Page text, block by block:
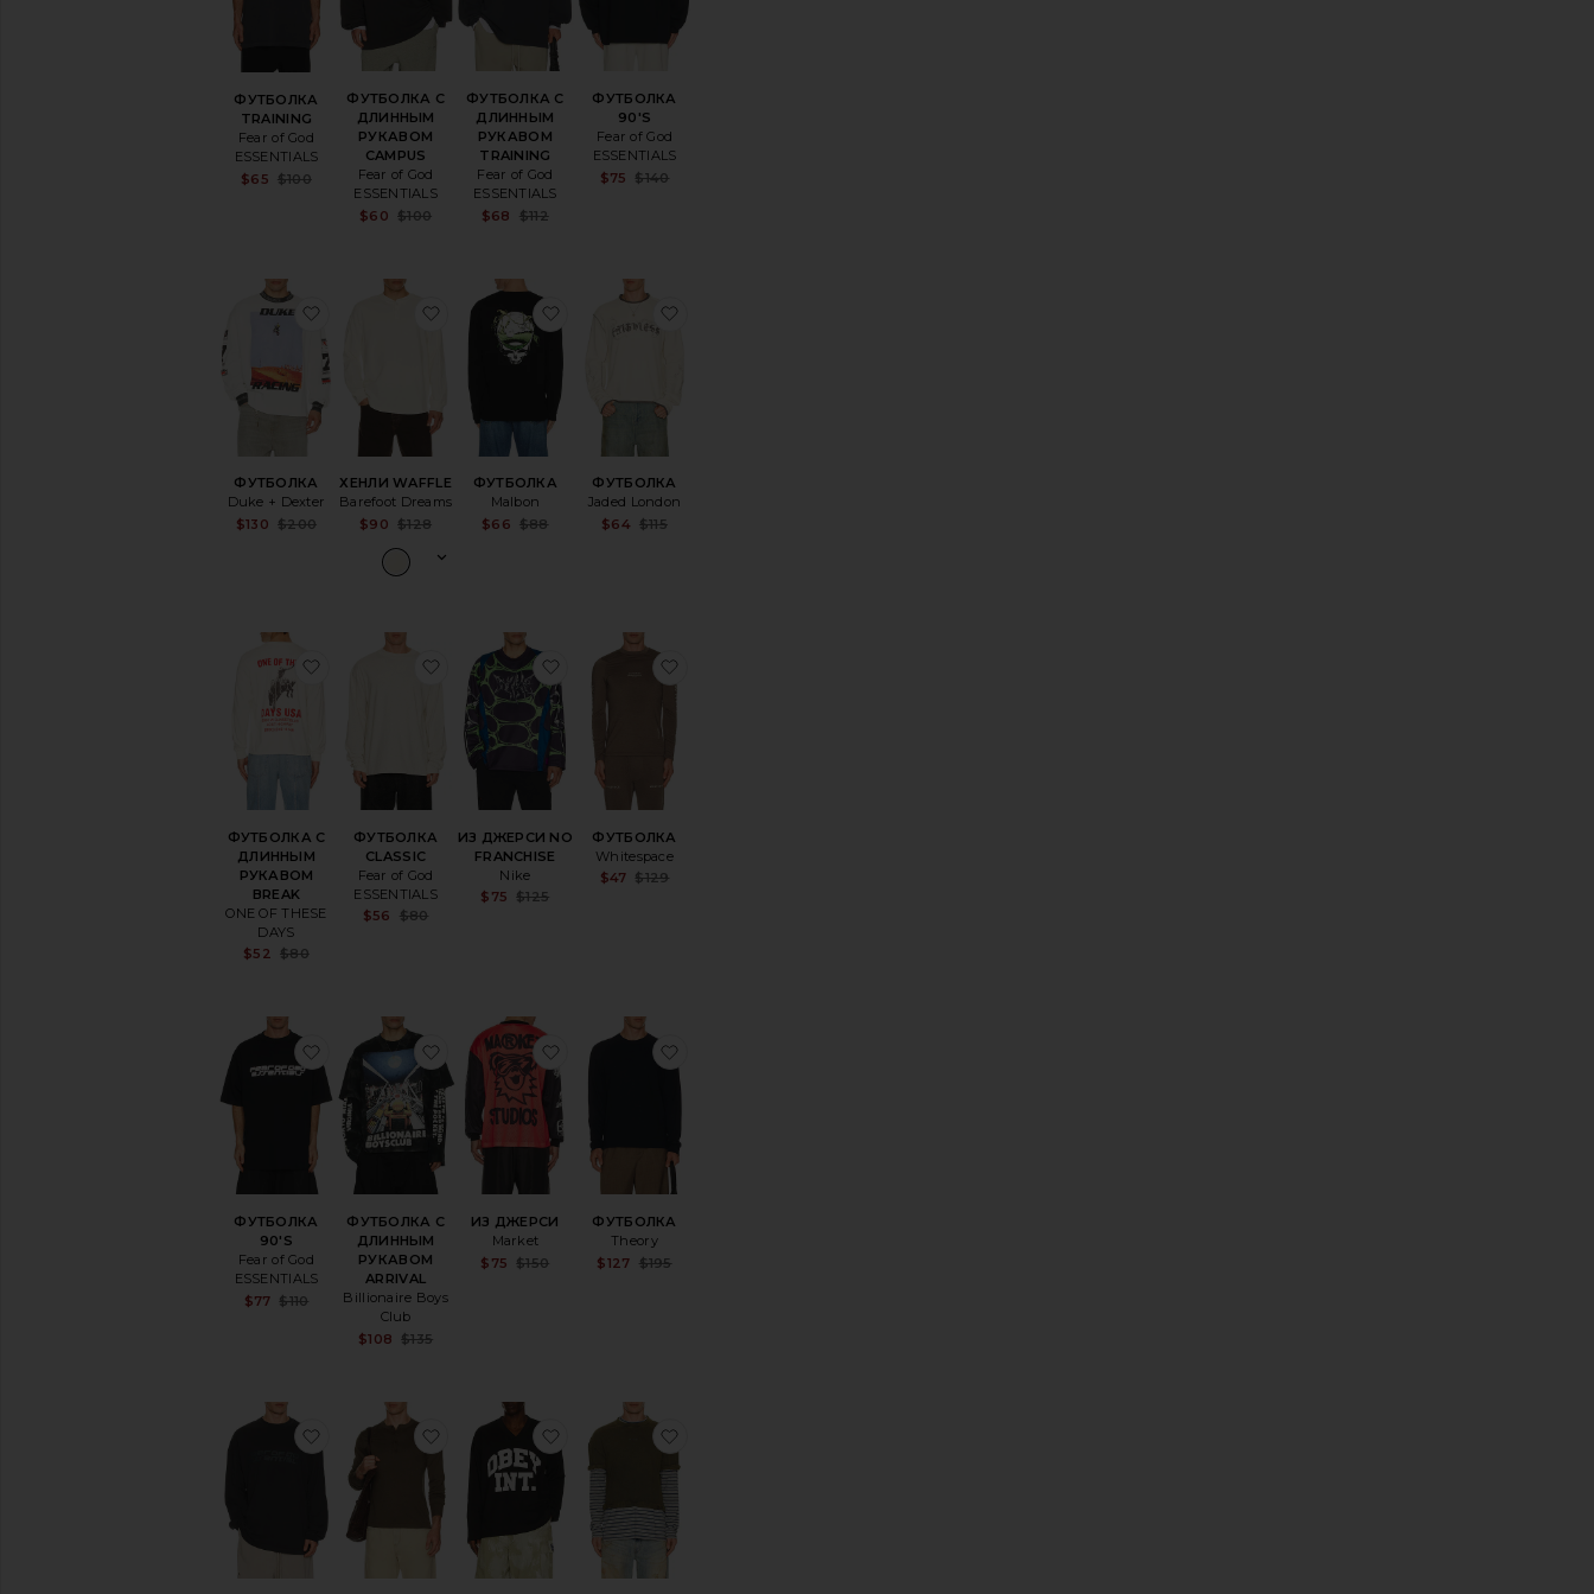
ФУТБОЛКА
TRAINING
Fear of God
ESSENTIALS
Sale price:
$65
Previous price:
$100
ФУТБОЛКА С
ДЛИННЫМ
РУКАВОМ
CAMPUS
Fear of God
ESSENTIALS
Sale price:
$60 $100
ФУТБОЛКА С
ДЛИННЫМ
РУКАВОМ
TRAINING
Fear of God
ESSENTIALS
$68
$112
ФУТБОЛКА
90'S
Fear of God
ESSENTIALS
$75
$140
ФУТБОЛКА
Duke + Dexter
Sale price:
$130 $200
избранноеФУТБОЛКА
ХЕНЛИ WAFFLE
Barefoot Dreams
Sale price:
$90 $128
избранноеХЕНЛИ WAFFLE
ФУТБОЛКА
Malbon
Sale price:
$66 $88
избранноеФУТБОЛКА
ФУТБОЛКА
Jaded London
$64 $115
ФУТБОЛКА С
ДЛИННЫМ
РУКАВОМ
BREAK
ONE OF THESE
DAYS
$52 $80
избранноеФУТБОЛКА С ДЛИННЫМ РУКАВОМ BREAK
ФУТБОЛКА
CLASSIC
Fear of God
ESSENTIALS
$56
$80
избранноеФУТБОЛКА CLASSIC
ИЗ ДЖЕРСИ NO
FRANCHISE
Nike
$75 $125
избранноеИЗ ДЖЕРСИ NO FRANCHISE
ФУТБОЛКА
Whitespace
$47 $129
ФУТБОЛКА
90'S
Fear of God
ESSENTIALS
Sale price:
$77
Previous price:
$110
избранноеФУТБОЛКА 90'S
ФУТБОЛКА С
ДЛИННЫМ
РУКАВОМ
ARRIVAL
Billionaire Boys
Club
$108 $135
избранноеФУТБОЛКА С ДЛИННЫМ РУКАВОМ ARRIVAL
ИЗ ДЖЕРСИ
Market
Sale price:
$75 $150
избранноеИЗ ДЖЕРСИ
ФУТБОЛКА
Theory
$127 $195
избранноеФУТБОЛКА 90'SизбранноеФРОНТАЛЬНАЯ ЗАСТЕЖКА
избранноеФУТБОЛЬНАЯ МАЙКА LONG